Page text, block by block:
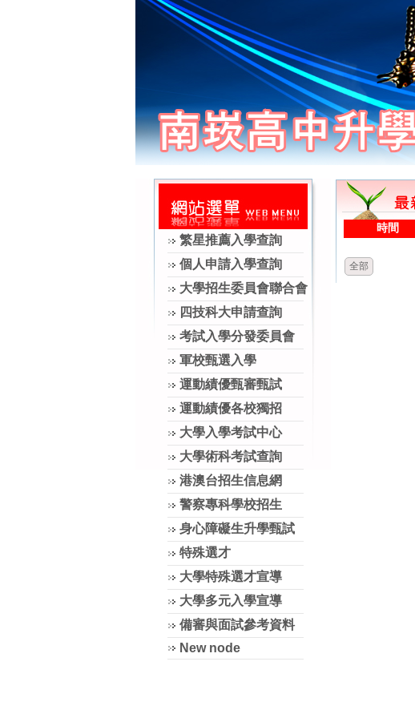
繁星推薦入學查詢
個人申請入學查詢
大學招生委員會聯合會
四技科大申請查詢
考試入學分發委員會
軍校甄選入學
運動績優甄審甄試
運動績優各校獨招
大學入學考試中心
大學術科考試查詢
港澳台招生信息網
警察專科學校招生
身心障礙生升學甄試
特殊選才
大學特殊選才宣導
大學多元入學宣導
備審與面試參考資料
New node
時間
全部